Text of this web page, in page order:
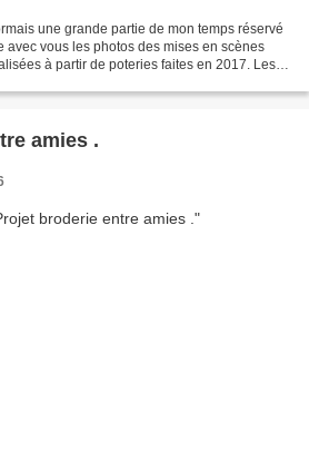
une grande partie de mon temps réservé
avec vous les photos des mises en scènes
à partir de poteries faites en 2017. Les
amies .